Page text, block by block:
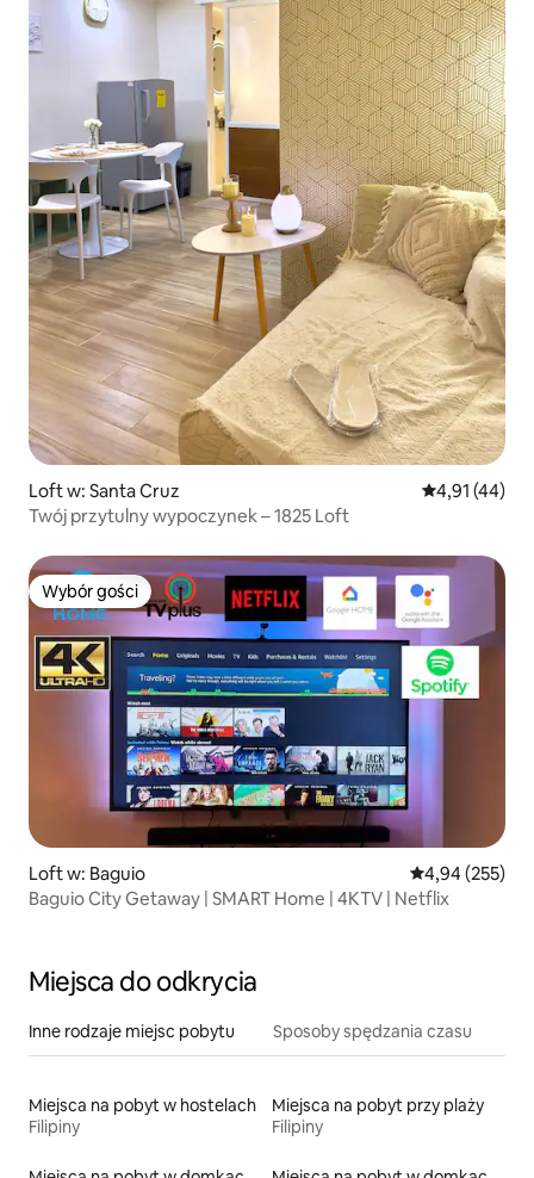
Loft w: Santa Cruz Średnia
4,91 (44)
Twój przytulny wypoczynek – 1825 Loft
Wybór gości
Wybór gości
Loft w: Baguio Średnia
4,94 (255)
Baguio City Getaway | SMART Home | 4KTV | Netflix
Miejsca do odkrycia
Inne rodzaje miejsc pobytu Sposoby spędzania czasu
Miejsca na pobyt w hostelach
Filipiny
Miejsca na pobyt przy plaży
Filipiny